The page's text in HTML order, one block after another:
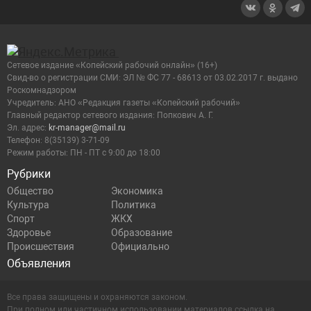
Рубрики
Общество
Экономика
Культура
Политика
Спорт
ЖКХ
Здоровье
Образование
Происшествия
Официально
Объявления
Сетевое издание «Копейский рабочий онлайн» (16+)
Cвид-во о регистрации СМИ: ЭЛ № ФС 77 - 68613 от 03.02.2017 г. выдано
Роскомнадзором
Учредитель: АНО «Редакция газеты «Копейский рабочий»
Главный редактор сетевого издания: Попкович А. Г.
Эл. адрес: kr-manager@mail.ru
Телефон: 8(35139) 3-71-09
Режим работы: ПН - ПТ с 9:00 до 18:00
Все права защищены и охраняются законом.